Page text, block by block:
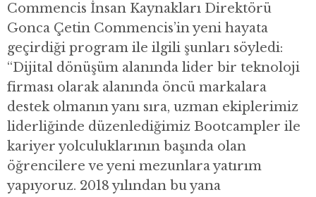
Commencis İnsan Kaynakları Direktörü
Gonca Çetin Commencis’in yeni hayata
geçirdiği program ile ilgili şunları söyledi:
“Dijital dönüşüm alanında lider bir teknoloji
firması olarak alanında öncü markalara
destek olmanın yanı sıra, uzman ekiplerimiz
liderliğinde düzenlediğimiz Bootcampler ile
kariyer yolculuklarının başında olan
öğrencilere ve yeni mezunlara yatırım
yapıyoruz. 2018 yılından bu yana